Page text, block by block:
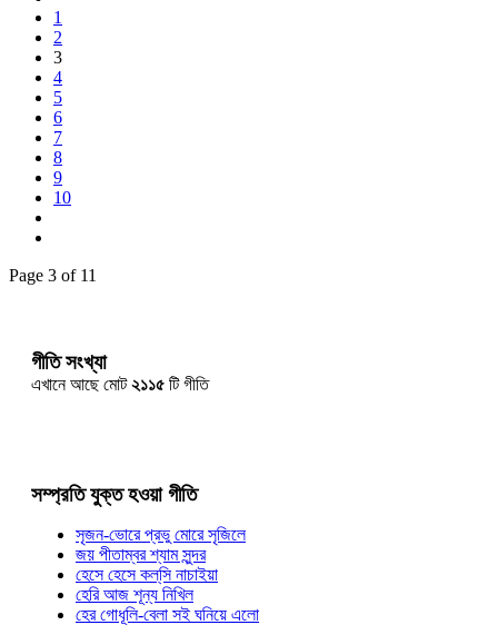
1
2
3
4
5
6
7
8
9
10
Page 3 of 11
গীতি সংখ্যা
এখানে আছে মোট২১১৫ টি গীতি
সম্প্রতি যুক্ত হওয়া গীতি
সৃজন-ভোরে প্রভু মোরে সৃজিলে
জয় পীতাম্বর শ্যাম সুন্দর
হেসে হেসে কল্‌সি নাচাইয়া
হেরি আজ শূন্য নিখিল
হের গোধূলি-বেলা সই ঘনিয়ে এলো